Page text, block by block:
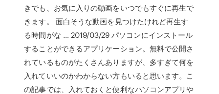
きでも、お気に入りの動画をいつでもすぐに再生で
きます。 面白そうな動画を見つけたけれど再生す
る時間がな … 2019/03/29 パソコンにインストール
することができるアプリケーション。無料で公開さ
れているものがたくさんありますが、多すぎて何を
入れていいのかわからない方もいると思います。こ
の記事では、入れておくと便利なパソコンアプリや